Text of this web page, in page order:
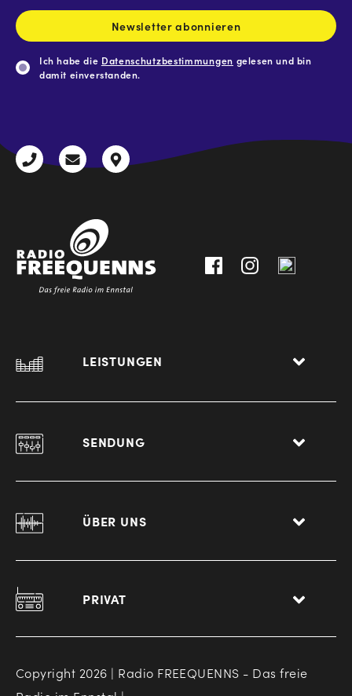
Newsletter abonnieren
Ich habe die Datenschutzbestimmungen gelesen und bin
damit einverstanden.
+43
radio@freequenns.at
Kulturhausstraße
LEISTUNGEN
SENDUNG
ÜBER UNS
PRIVAT
Copyright 2026 | Radio FREEQUENNS - Das freie